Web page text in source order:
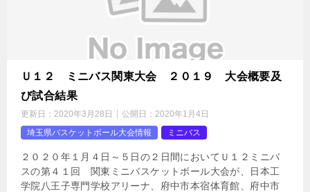
Ｕ１２ ミニバス関東大会 ２０１９ 大会概要及
び試合結果
更新日： 2020年3月28日 公開日： 2020年1月4日
埼玉県バスケットボール大会情報
ミニバス
２０２０年１月４日～５日の２日間においてＵ１２ミニバ
スの第４１回 関東ミニバスケットボール大会が、日本工
学院八王子専門学校アリーナ、府中市本宿体育館、府中市